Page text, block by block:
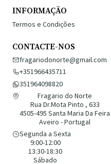
INFORMAÇÃO
Termos e Condições
CONTACTE-NOS
fragariodonorte@gmail.com
+351966435711
351964098820
Fragario do Norte
Rua Dr.Mota Pinto , 633
4505-495 Santa Maria Da Feira
Aveiro - Portugal
Segunda a Sexta
9:00-12:00
13:30-18:30
Sábado